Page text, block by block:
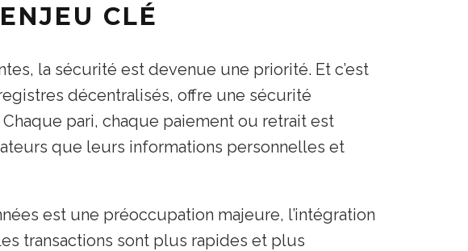
CLÉ
la sécurité est devenue une priorité. Et c’est
décentralisés, offre une sécurité
pari, chaque paiement ou retrait est
que leurs informations personnelles et
est une préoccupation majeure, l’intégration
transactions sont plus rapides et plus